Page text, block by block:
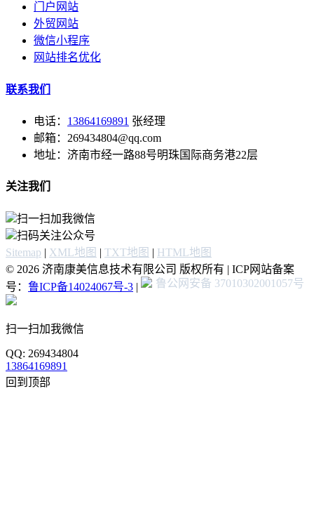
门户网站
外贸网站
微信小程序
网站排名优化
联系我们
电话： 13864169891 张经理
邮箱：269434804@qq.com
地址：济南市经一路88号明珠国际商务港22层
关注我们
扫一扫加我微信
扫码关注公众号
Sitemap | XML地图 | TXT地图 | HTML地图
© 2026 济南康美信息技术有限公司 版权所有 | ICP网站备案
号： 鲁ICP备14024067号-3 | 鲁公网安备 37010302001057号
扫一扫加我微信
QQ: 269434804
13864169891
回到顶部